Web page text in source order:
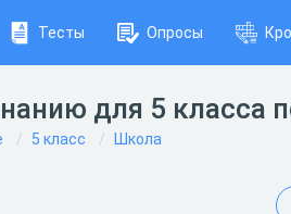
Тесты Опросы
для 5 класса
5 класс Школа